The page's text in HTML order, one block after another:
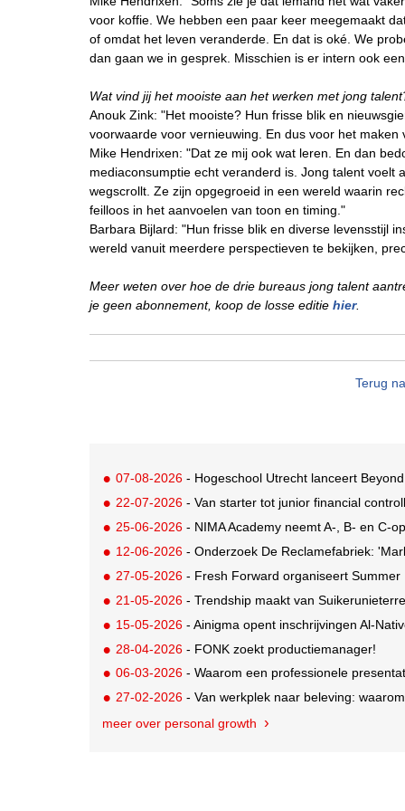
voor koffie. We hebben een paar keer meegemaakt
of omdat het leven veranderde. En dat is oké. We
dan gaan we in gesprek. Misschien is er intern ook
Wat vind jij het mooiste aan het werken met jong
Anouk Zink: "Het mooiste? Hun frisse blik en
voorwaarde voor vernieuwing. En dus voor het maken
Mike Hendrixen: "Dat ze mij ook wat leren. En dan
mediaconsumptie echt veranderd is. Jong talent voelt
wegscrollt. Ze zijn opgegroeid in een wereld waarin
feilloos in het aanvoelen van toon en timing."
Barbara Bijlard: "Hun frisse blik en diverse levensstijl
wereld vanuit meerdere perspectieven te bekijken,
Meer weten over hoe de drie bureaus jong talent
je geen abonnement, koop de losse editie hier.
Terug
07-08-2026 - Hogeschool Utrecht lanceert
22-07-2026 - Van starter tot junior financial
25-06-2026 - NIMA Academy neemt A-, B- en C-
12-06-2026 - Onderzoek De Reclamefabriek:
27-05-2026 - Fresh Forward organiseert
21-05-2026 - Trendship maakt van
15-05-2026 - Ainigma opent inschrijvingen Al-
28-04-2026 - FONK zoekt productiemanager!
06-03-2026 - Waarom een professionele
27-02-2026 - Van werkplek naar beleving:
meer over personal growth